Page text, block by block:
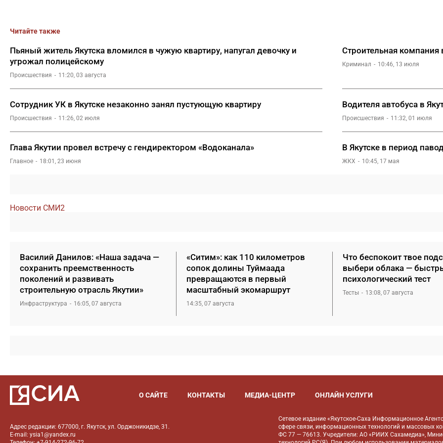
Читайте также
Пьяный житель Якутска вломился в чужую квартиру, напугал девочку и
угрожал полицейскому
Происшествия 11:20, 03 августа
Строительная компания
Криминал 10:46, 13 июля
Сотрудник УК в Якутске незаконно занял пустующую квартиру
Происшествия 11:26, 02 июля
Водителя автобуса в
Происшествия 11:32, 01 июля
Глава Якутии провел встречу с гендиректором «Водоканала»
Главное 18:01, 23 июня
В Якутске в период
ЖКХ 10:45, 17 мая
Новости СМИ2
Василий Данилов: «Наша задача —
сохранить преемственность
поколений и развивать
строительную отрасль Якутии»
Инфраструктура 16:05, 07 августа
«Ситим»: как 110 километров
сопок долины Туймаада
превращаются в первый
масштабный экомаршрут
14:35, 07 августа
Что беспокоит твое
выбери облака —
психологический тест
Тесты 13:08, 07 августа
О САЙТЕ КОНТАКТЫ МЕДИА-ЦЕНТР ОНЛАЙН УСЛУГИ
Адрес редакции: 677000, г. Якутск, ул. Орджоникидзе, 31.
E-mail: ysia1@yandex.ru
Сетевое издание «Якутское-Саха Информационное
сфере связи, информационных технологий и массовых
ФС 77 — 76613. Учредители: АО «РИИХ Сахамедиа»,